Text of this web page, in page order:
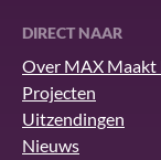
DIRECT NAAR
Over MAX
Projecten
Uitzendingen
Nieuws